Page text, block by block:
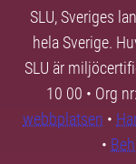
SLU, Sveriges
hela Sverige.
SLU är
10 00 • Org
webbplatsen •
•